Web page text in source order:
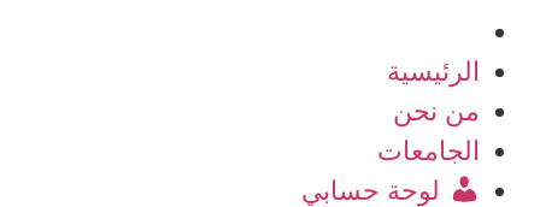
الرئيسية
من نحن
الجامعات
لوحة حسابي